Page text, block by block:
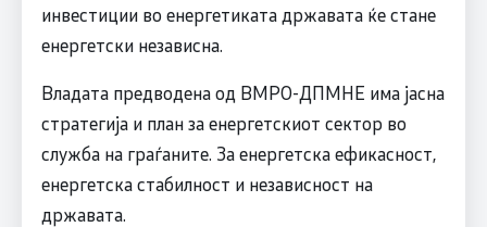
инвестиции во енергетиката државата ќе стане
енергетски независна.
Владата предводена од ВМРО-ДПМНЕ има јасна
стратегија и план за енергетскиот сектор во
служба на граѓаните. За енергетска ефикасност,
енергетска стабилност и независност на
државата.